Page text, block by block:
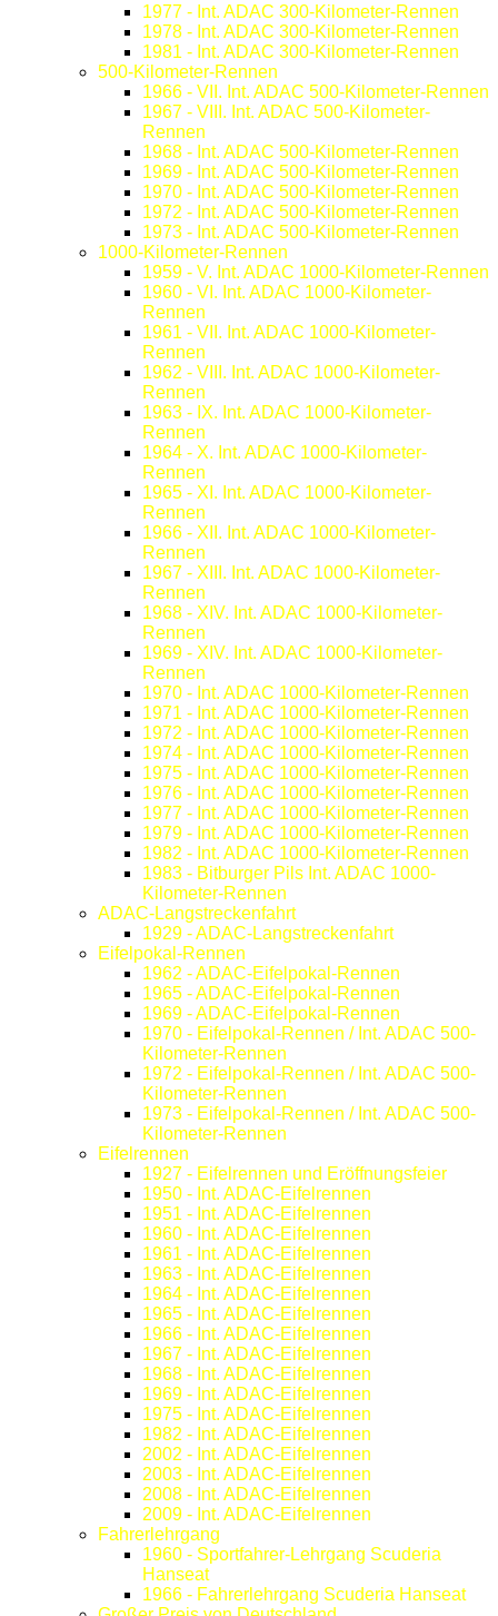
1977 - Int. ADAC 300-Kilometer-Rennen
1978 - Int. ADAC 300-Kilometer-Rennen
1981 - Int. ADAC 300-Kilometer-Rennen
500-Kilometer-Rennen
1966 - VII. Int. ADAC 500-Kilometer-Rennen
1967 - VIII. Int. ADAC 500-Kilometer-
Rennen
1968 - Int. ADAC 500-Kilometer-Rennen
1969 - Int. ADAC 500-Kilometer-Rennen
1970 - Int. ADAC 500-Kilometer-Rennen
1972 - Int. ADAC 500-Kilometer-Rennen
1973 - Int. ADAC 500-Kilometer-Rennen
1000-Kilometer-Rennen
1959 - V. Int. ADAC 1000-Kilometer-Rennen
1960 - VI. Int. ADAC 1000-Kilometer-
Rennen
1961 - VII. Int. ADAC 1000-Kilometer-
Rennen
1962 - VIII. Int. ADAC 1000-Kilometer-
Rennen
1963 - IX. Int. ADAC 1000-Kilometer-
Rennen
1964 - X. Int. ADAC 1000-Kilometer-
Rennen
1965 - XI. Int. ADAC 1000-Kilometer-
Rennen
1966 - XII. Int. ADAC 1000-Kilometer-
Rennen
1967 - XIII. Int. ADAC 1000-Kilometer-
Rennen
1968 - XIV. Int. ADAC 1000-Kilometer-
Rennen
1969 - XIV. Int. ADAC 1000-Kilometer-
Rennen
1970 - Int. ADAC 1000-Kilometer-Rennen
1971 - Int. ADAC 1000-Kilometer-Rennen
1972 - Int. ADAC 1000-Kilometer-Rennen
1974 - Int. ADAC 1000-Kilometer-Rennen
1975 - Int. ADAC 1000-Kilometer-Rennen
1976 - Int. ADAC 1000-Kilometer-Rennen
1977 - Int. ADAC 1000-Kilometer-Rennen
1979 - Int. ADAC 1000-Kilometer-Rennen
1982 - Int. ADAC 1000-Kilometer-Rennen
1983 - Bitburger Pils Int. ADAC 1000-
Kilometer-Rennen
ADAC-Langstreckenfahrt
1929 - ADAC-Langstreckenfahrt
Eifelpokal-Rennen
1962 - ADAC-Eifelpokal-Rennen
1965 - ADAC-Eifelpokal-Rennen
1969 - ADAC-Eifelpokal-Rennen
1970 - Eifelpokal-Rennen / Int. ADAC 500-
Kilometer-Rennen
1972 - Eifelpokal-Rennen / Int. ADAC 500-
Kilometer-Rennen
1973 - Eifelpokal-Rennen / Int. ADAC 500-
Kilometer-Rennen
Eifelrennen
1927 - Eifelrennen und Eröffnungsfeier
1950 - Int. ADAC-Eifelrennen
1951 - Int. ADAC-Eifelrennen
1960 - Int. ADAC-Eifelrennen
1961 - Int. ADAC-Eifelrennen
1963 - Int. ADAC-Eifelrennen
1964 - Int. ADAC-Eifelrennen
1965 - Int. ADAC-Eifelrennen
1966 - Int. ADAC-Eifelrennen
1967 - Int. ADAC-Eifelrennen
1968 - Int. ADAC-Eifelrennen
1969 - Int. ADAC-Eifelrennen
1975 - Int. ADAC-Eifelrennen
1982 - Int. ADAC-Eifelrennen
2002 - Int. ADAC-Eifelrennen
2003 - Int. ADAC-Eifelrennen
2008 - Int. ADAC-Eifelrennen
2009 - Int. ADAC-Eifelrennen
Fahrerlehrgang
1960 - Sportfahrer-Lehrgang Scuderia
Hanseat
1966 - Fahrerlehrgang Scuderia Hanseat